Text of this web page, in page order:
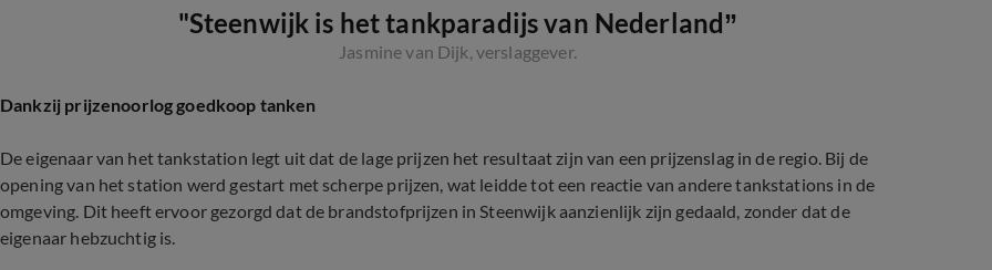
"Steenwijk is het tankparadijs van Nederland”
Jasmine van Dijk, verslaggever.
Dankzij prijzenoorlog goedkoop tanken
De eigenaar van het tankstation legt uit dat de lage prijzen het resultaat zijn van een prijzenslag in de regio. Bij de
opening van het station werd gestart met scherpe prijzen, wat leidde tot een reactie van andere tankstations in de
omgeving. Dit heeft ervoor gezorgd dat de brandstofprijzen in Steenwijk aanzienlijk zijn gedaald, zonder dat de
eigenaar hebzuchtig is.